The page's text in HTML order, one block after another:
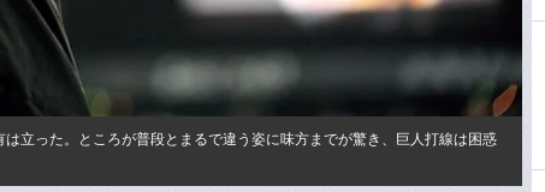
立った。ところが普段とまるで違う姿に味方までが驚き、巨人打線は困惑